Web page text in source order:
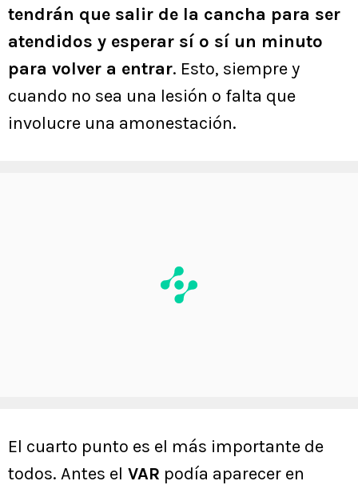
tendrán que salir de la cancha para ser
atendidos y esperar sí o sí un minuto
para volver a entrar. Esto, siempre y
cuando no sea una lesión o falta que
involucre una amonestación.
El cuarto punto es el más importante de
todos. Antes el VAR podía aparecer en